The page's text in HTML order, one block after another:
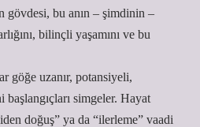
gövdesi, bu anın – şimdinin –
bilinçli yaşamını ve bu
göğe uzanır, potansiyeli,
simgeler. Hayat
doğuş” ya da “ilerleme” vaadi